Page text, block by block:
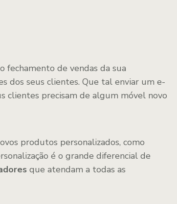
de vendas da sua
dos seus clientes. Que tal enviar um e-
clientes precisam de algum móvel novo
produtos personalizados, como
é o grande diferencial de
que atendam a todas as